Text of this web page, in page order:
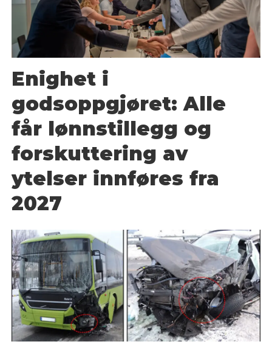
Enighet i
godsoppgjøret: Alle
får lønnstillegg og
forskuttering av
ytelser innføres fra
2027